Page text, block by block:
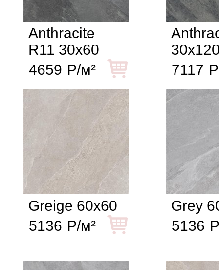
Anthracite
R11 30x60
4659 Р/м²
7117
Greige 60x60
5136 Р/м²
Grey
5136